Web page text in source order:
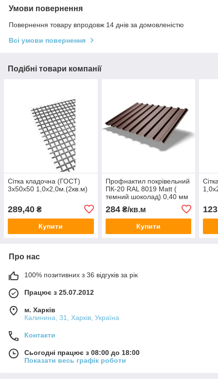
Умови повернення
Повернення товару впродовж 14 днів за домовленістю
Всі умови повернення
Подібні товари компанії
Сітка кладочна (ГОСТ)
3х50х50 1,0х2,0м.(2кв.м)
289,40 ₴
Купити
Профнактил покрівельний
ПК-20 RAL 8019 Мatt (
темний шоколад) 0,40 мм
2,34 кв.м)
284₴/кв.м
Купити
123
Про нас
100% позитивних з 36 відгуків за рік
Працює з 25.07.2012
м. Харків
Калинина, 31, Харків, Україна
Контакти
Сьогодні працює з 08:00 до 18:00
Показати весь графік роботи